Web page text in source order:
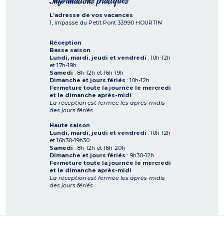
L'adresse de vos vacances
1, impasse du Petit Pont 33990 HOURTIN
Réception
Basse saison
Lundi, mardi, jeudi et vendredi : 10h-12h
et 17h-19h
Samedi : 8h-12h et 16h-19h
Dimanche et jours fériés : 10h-12h
Fermeture toute la journée le mercredi
et le dimanche après-midi
La réception est fermée les après-midis
des jours fériés
Haute saison
Lundi, mardi, jeudi et vendredi : 10h-12h
et 16h30-19h30
Samedi : 8h-12h et 16h-20h
Dimanche et jours fériés : 9h30-12h
Fermeture toute la journée le mercredi
et le dimanche après-midi
La réception est fermée les après-midis
des jours fériés